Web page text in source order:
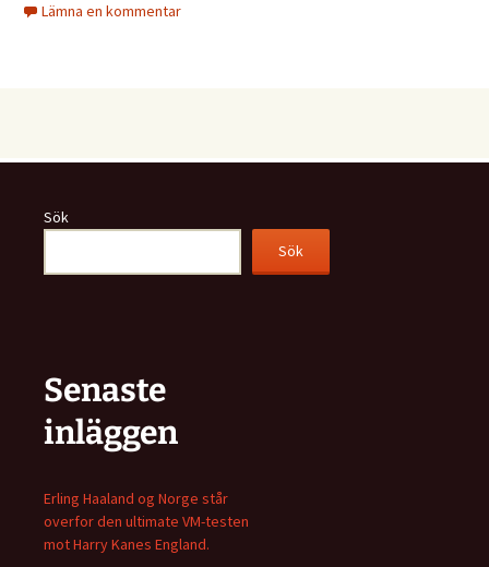
Lämna en kommentar
Sök
Sök
Senaste
inläggen
Erling Haaland og Norge står
overfor den ultimate VM-testen
mot Harry Kanes England.